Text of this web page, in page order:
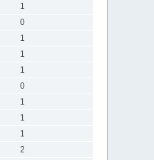
1
0
1
1
1
0
1
1
1
2